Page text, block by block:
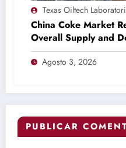
Texas Oiltech
China Coke Market
Overall Supply and
Agosto 3, 2026
PUBLICAR